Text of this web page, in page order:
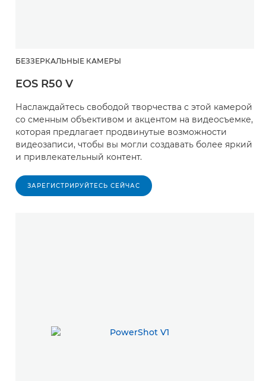
БЕЗЗЕРКАЛЬНЫЕ КАМЕРЫ
EOS R50 V
Наслаждайтесь свободой творчества с этой камерой
со сменным объективом и акцентом на видеосъемке,
которая предлагает продвинутые возможности
видеозаписи, чтобы вы могли создавать более яркий
и привлекательный контент.
ЗАРЕГИСТРИРУЙТЕСЬ СЕЙЧАС